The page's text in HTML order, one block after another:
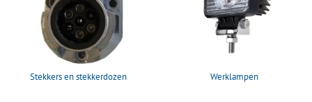
Stekkers en stekkerdozen Werklampen